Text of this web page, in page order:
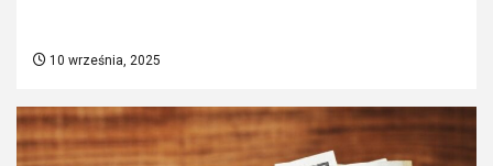
10 września, 2025